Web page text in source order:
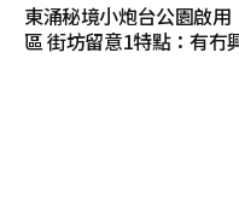
東涌秘境小炮台公園啟
區 街坊留意1特點：有冇